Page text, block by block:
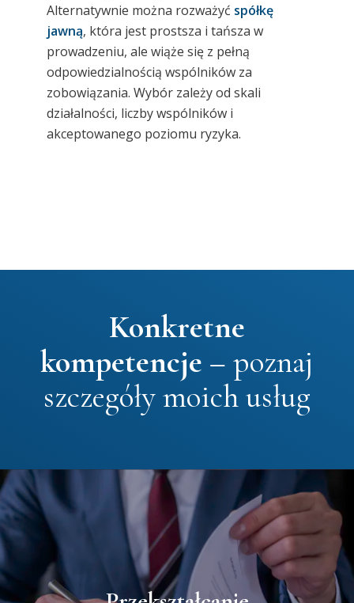
Alternatywnie można rozważyć spółkę
jawną, która jest prostsza i tańsza w
prowadzeniu, ale wiąże się z pełną
odpowiedzialnością wspólników za
zobowiązania. Wybór zależy od skali
działalności, liczby wspólników i
akceptowanego poziomu ryzyka.
Konkretne
kompetencje –poznaj
szczegóły moich usług